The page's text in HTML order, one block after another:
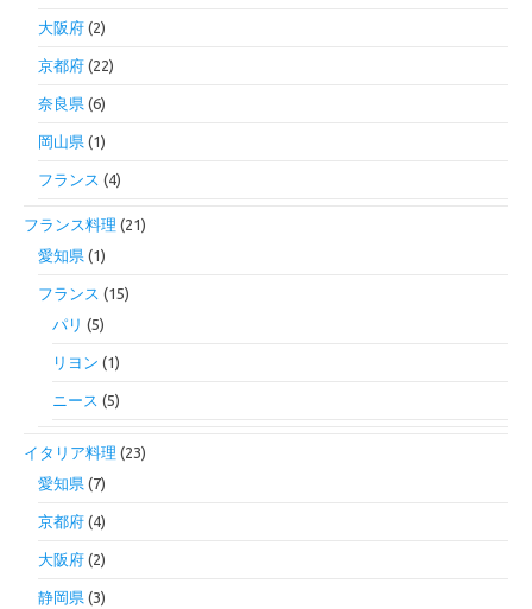
大阪府 (2)
京都府 (22)
奈良県 (6)
岡山県 (1)
フランス (4)
フランス料理 (21)
愛知県 (1)
フランス (15)
パリ (5)
リヨン (1)
ニース (5)
イタリア料理 (23)
愛知県 (7)
京都府 (4)
大阪府 (2)
静岡県 (3)